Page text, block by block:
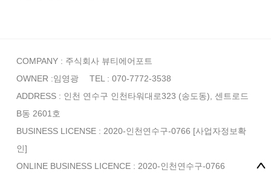
COMPANY : 주식회사 뷰티에어포트
OWNER :임영광
TEL : 070-7772-3538
ADDRESS : 인천 연수구 인천타워대로323 (송도동), 센트로드
B동 2601호
BUSINESS LICENSE : 2020-인천연수구-0766 [사업자정보확
인]
ONLINE BUSINESS LICENCE : 2020-인천연수구-0766